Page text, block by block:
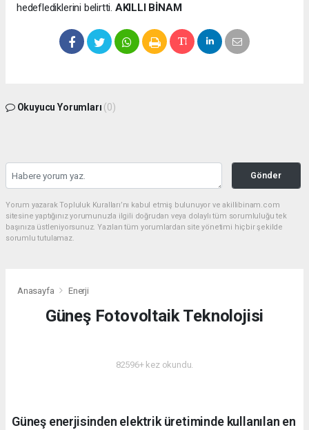
hedeflediklerini belirtti. AKILLI BİNAM
Okuyucu Yorumları (0)
Gönder
Yorum yazarak Topluluk Kuralları’nı kabul etmiş bulunuyor ve akillibinam.com
sitesine yaptığınız yorumunuzla ilgili doğrudan veya dolaylı tüm sorumluluğu tek
başınıza üstleniyorsunuz. Yazılan tüm yorumlardan site yönetimi hiçbir şekilde
sorumlu tutulamaz.
Anasayfa Enerji
Güneş Fotovoltaik Teknolojisi
82596+ kez okundu.
Güneş enerjisinden elektrik üretiminde kullanılan en